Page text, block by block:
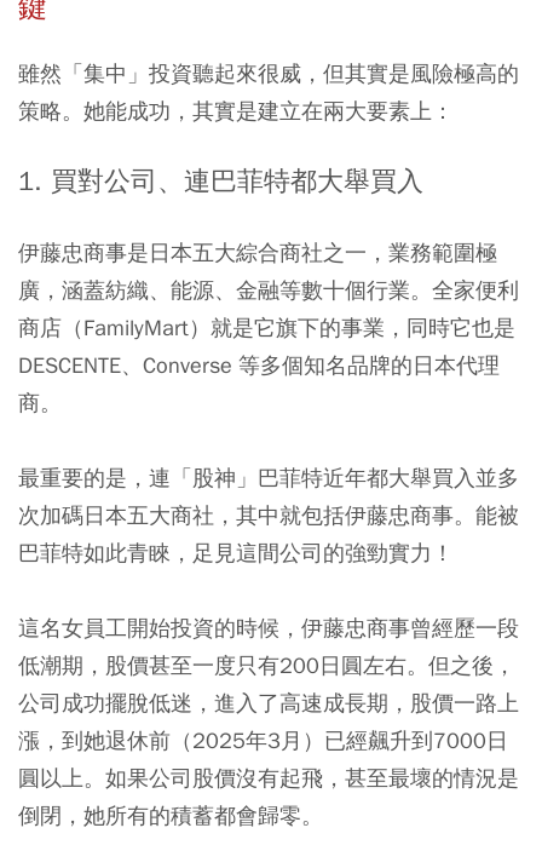
鍵
雖然「集中」投資聽起來很威，但其實是風險極高的
策略。她能成功，其實是建立在兩大要素上：
1. 買對公司、連巴菲特都大舉買入
伊藤忠商事是日本五大綜合商社之一，業務範圍極
廣，涵蓋紡織、能源、金融等數十個行業。全家便利
商店（FamilyMart）就是它旗下的事業，同時它也是
DESCENTE、Converse 等多個知名品牌的日本代理
商。
最重要的是，連「股神」巴菲特近年都大舉買入並多
次加碼日本五大商社，其中就包括伊藤忠商事。能被
巴菲特如此青睞，足見這間公司的強勁實力！
這名女員工開始投資的時候，伊藤忠商事曾經歷一段
低潮期，股價甚至一度只有200日圓左右。但之後，
公司成功擺脫低迷，進入了高速成長期，股價一路上
漲，到她退休前（2025年3月）已經飆升到7000日
圓以上。如果公司股價沒有起飛，甚至最壞的情況是
倒閉，她所有的積蓄都會歸零。